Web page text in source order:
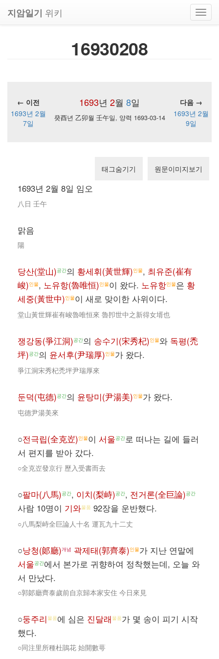
지암일기 위키
16930208
1693년 2월 8일
← 이전
다음 →
1693년 2월
7일
癸酉년 乙卯월 壬午일, 양력 1693-03-14
1693년 2월
9일
태그숨기기 원문이미지보기
1693년 2월 8일 임오
八日 壬午
맑음
陽
당산(堂山)공간의 황세휘(黃世輝)인물, 최유준(崔有
峻)인물, 노유항(魯唯恒)인물이 왔다. 노유항인물은 황
세중(黃世中)인물이 새로 맞이한 사위이다.
堂山黃世輝崔有峻魯唯恒來 魯卽世中之新得女壻也
쟁강동(爭江洞)공간의 송수기(宋秀杞)인물와 독평(禿
坪)공간의 윤서후(尹瑞厚)인물가 왔다.
爭江洞宋秀杞禿坪尹瑞厚來
둔덕(屯德)공간의 윤탕미(尹湯美)인물가 왔다.
屯德尹湯美來
○전극립(全克岦)인물이 서울공간로 떠나는 길에 들러
서 편지를 받아 갔다.
○全克岦發京行 歷入受書而去
○팔마(八馬)공간, 이치(梨峙)공간, 전거론(全巨論)공간
사람 10명이 기와물품 92장을 운반했다.
○八馬梨峙全巨論人十名 運瓦九十二丈
○낭청(郞廳)개념 곽제태(郭齊泰)인물가 지난 연말에
서울공간에서 본가로 귀향하여 정착했는데, 오늘 와
서 만났다.
○郭郞廳齊泰歲前自京歸本家安住 今日來見
○둥주리 물품에 심은 진달래 물품가 몇 송이 피기 시작
했다.
○同注里所種杜鵑花 始開數萼